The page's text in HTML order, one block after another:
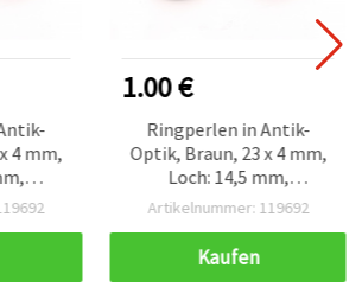
4 mm,
(ca. 57
1.00 €
Ringperlen in Antik-
Optik, Braun, 23 x 4 mm,
Loch: 14,5 mm,
Bastelbedarf, 50 g (ca. 57
Artikelnummer: 119692
Kaufen